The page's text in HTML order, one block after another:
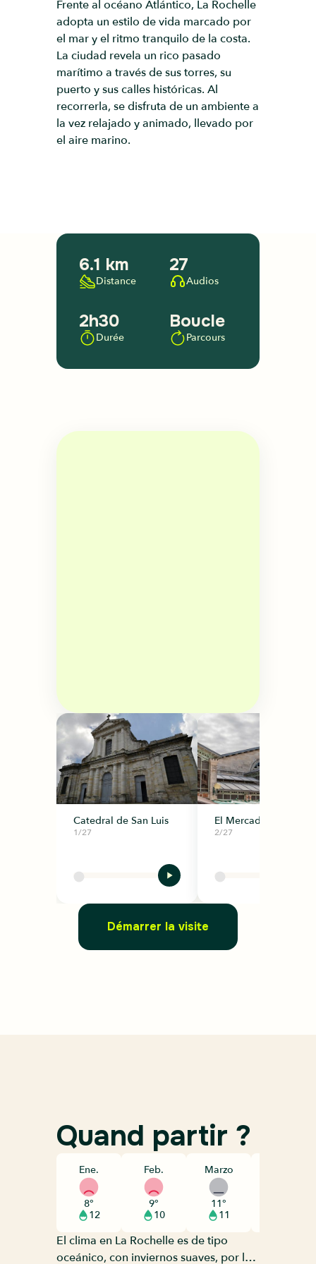
Frente al océano Atlántico, La Rochelle
adopta un estilo de vida marcado por
el mar y el ritmo tranquilo de la costa.
La ciudad revela un rico pasado
marítimo a través de sus torres, su
puerto y sus calles históricas. Al
recorrerla, se disfruta de un ambiente a
la vez relajado y animado, llevado por
el aire marino.
6.1 km
Distance
27
Audios
2h30
Durée
Boucle
Parcours
Catedral de San Luis
1/27
El Mercado Central
2/27
Démarrer la visite
Quand partir ?
Ene.
8°
12
Feb.
9°
10
Marzo
11°
11
El clima en La Rochelle es de tipo
oceánico, con inviernos suaves, por lo